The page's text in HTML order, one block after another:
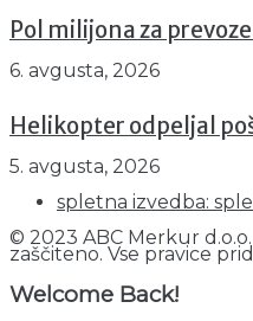
Pol milijona za
6. avgusta, 2026
Helikopter odpeljal
5. avgusta, 2026
spletna izvedba:
© 2023 ABC Merkur
zaščiteno. Vse pravice
Welcome Back!